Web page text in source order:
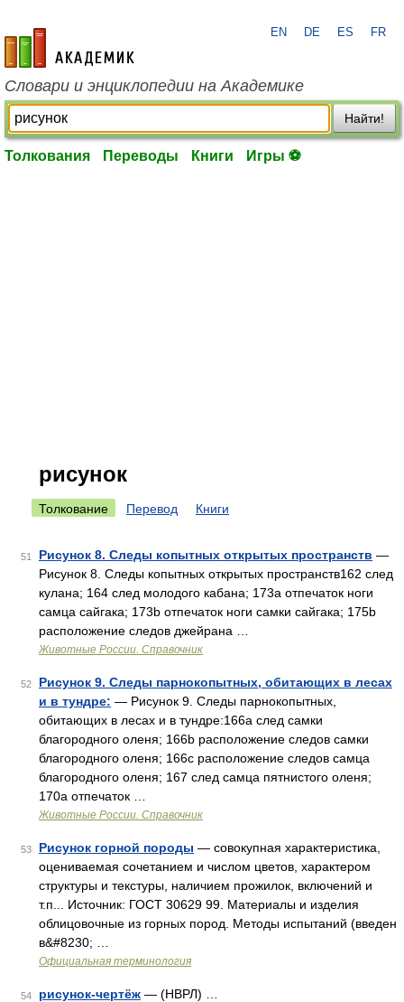
academic.ru
EN DE ES FR
Словари и энциклопедии на Академике
Найти!
Толкования Переводы Книги Игры ⚽
рисунок
Толкование Перевод Книги
51 Рисунок 8. Следы копытных открытых пространств —
Рисунок 8. Следы копытных открытых пространств162 след
кулана; 164 след молодого кабана; 173a отпечаток ноги
самца сайгака; 173b отпечаток ноги самки сайгака; 175b
расположение следов джейрана …
Животные России. Справочник
52
Рисунок 9. Следы парнокопытных, обитающих в лесах
и в тундре: — Рисунок 9. Следы парнокопытных,
обитающих в лесах и в тундре:166a след самки
благородного оленя; 166b расположение следов самки
благородного оленя; 166с расположение следов самца
благородного оленя; 167 след самца пятнистого оленя;
170a отпечаток …
Животные России. Справочник
53 Рисунок горной породы — совокупная характеристика,
оцениваемая сочетанием и числом цветов, характером
структуры и текстуры, наличием прожилок, включений и
т.п... Источник: ГОСТ 30629 99. Материалы и изделия
облицовочные из горных пород. Методы испытаний (введен
в&#8230; …
Официальная терминология
54 рисунок-чертёж — (НВРЛ) …